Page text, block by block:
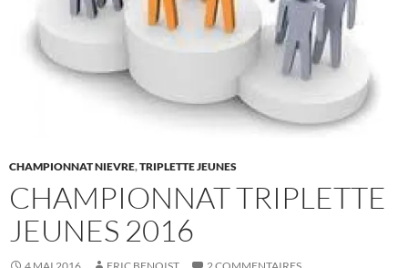
CHAMPIONNAT NIEVRE,TRIPLETTE JEUNES
CHAMPIONNAT TRIPLETTE
JEUNES 2016